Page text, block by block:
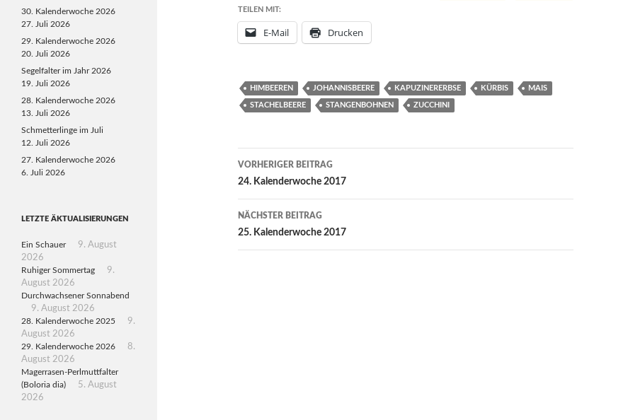
TEILEN MIT:
E-Mail Drucken
HIMBEEREN JOHANNISBEERE KAPUZINERERBSE KÜRBIS MAIS
STACHELBEERE STANGENBOHNEN ZUCCHINI
Beitragsnavigation
VORHERIGER BEITRAG
24. Kalenderwoche 2017
NÄCHSTER BEITRAG
25. Kalenderwoche 2017
30. Kalenderwoche 2026
27. Juli 2026
29. Kalenderwoche 2026
20. Juli 2026
Segelfalter im Jahr 2026
19. Juli 2026
28. Kalenderwoche 2026
13. Juli 2026
Schmetterlinge im Juli
12. Juli 2026
27. Kalenderwoche 2026
6. Juli 2026
LETZTE ÄKTUALISIERUNGEN
Ein Schauer
9. August
2026
Ruhiger Sommertag
9.
August 2026
Durchwachsener Sonnabend
9. August 2026
28. Kalenderwoche 2025
9.
August 2026
29. Kalenderwoche 2026
8.
August 2026
Magerrasen-Perlmuttfalter
(Boloria dia)
5. August
2026